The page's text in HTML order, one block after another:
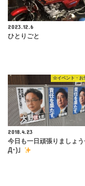
2023.12.6
ひとりごと
☆イベント・
2018.4.23
今日も一日頑張りましょう
Д･)」